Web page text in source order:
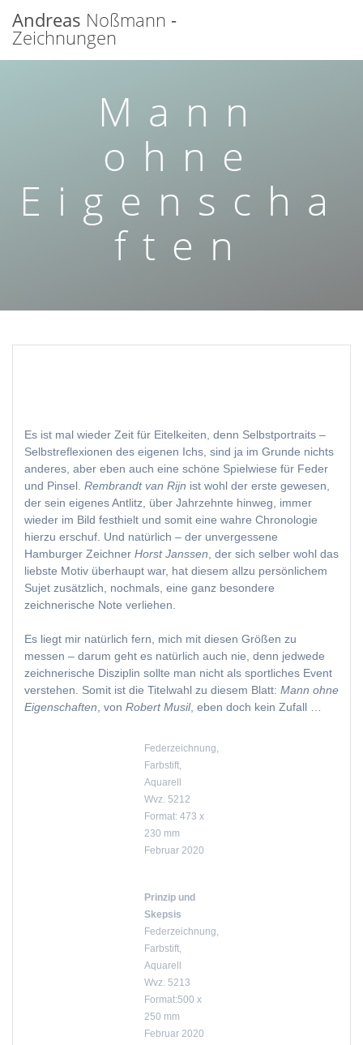
Andreas Noßmann -
Zeichnungen
Mann
ohne
Eigenscha
ften
Es ist mal wieder Zeit für Eitelkeiten, denn Selbstportraits –
Selbstreflexionen des eigenen Ichs, sind ja im Grunde nichts
anderes, aber eben auch eine schöne Spielwiese für Feder
und Pinsel. Rembrandt van Rijn ist wohl der erste gewesen,
der sein eigenes Antlitz, über Jahrzehnte hinweg, immer
wieder im Bild festhielt und somit eine wahre Chronologie
hierzu erschuf. Und natürlich – der unvergessene
Hamburger Zeichner Horst Janssen , der sich selber wohl das
liebste Motiv überhaupt war, hat diesem allzu persönlichem
Sujet zusätzlich, nochmals, eine ganz besondere
zeichnerische Note verliehen.
Es liegt mir natürlich fern, mich mit diesen Größen zu
messen – darum geht es natürlich auch nie, denn jedwede
zeichnerische Disziplin sollte man nicht als sportliches Event
verstehen. Somit ist die Titelwahl zu diesem Blatt: Mann ohne
Eigenschaften , von Robert Musil, eben doch kein Zufall …
Federzeichnung,
Farbstift,
Aquarell
Wvz. 5212
Format: 473 x
230 mm
Februar 2020
Prinzip und
Skepsis
Federzeichnung,
Farbstift,
Aquarell
Wvz. 5213
Format:500 x
250 mm
Februar 2020